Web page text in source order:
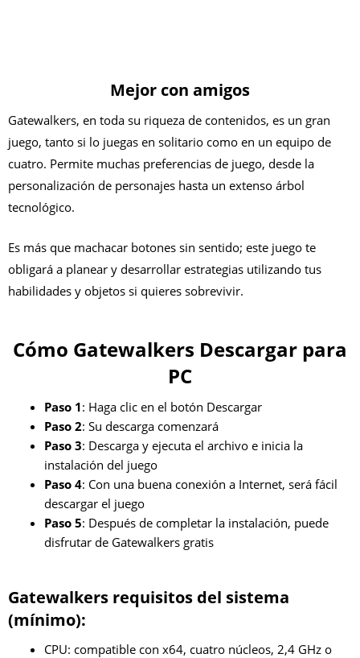
Mejor con amigos
Gatewalkers, en toda su riqueza de contenidos, es un gran
juego, tanto si lo juegas en solitario como en un equipo de
cuatro. Permite muchas preferencias de juego, desde la
personalización de personajes hasta un extenso árbol
tecnológico.
Es más que machacar botones sin sentido; este juego te
obligará a planear y desarrollar estrategias utilizando tus
habilidades y objetos si quieres sobrevivir.
Cómo Gatewalkers Descargar para
PC
Paso 1: Haga clic en el botón Descargar
Paso 2: Su descarga comenzará
Paso 3: Descarga y ejecuta el archivo e inicia la
instalación del juego
Paso 4: Con una buena conexión a Internet, será fácil
descargar el juego
Paso 5: Después de completar la instalación, puede
disfrutar de Gatewalkers gratis
Gatewalkers requisitos del sistema
(mínimo):
CPU: compatible con x64, cuatro núcleos, 2,4 GHz o